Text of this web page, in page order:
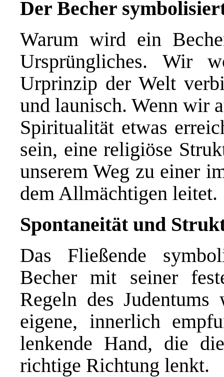
Der Becher
Warum wird ein
Ursprüngliches. Wir
Urprinzip der Welt
und launisch. Wenn wir
Spiritualität etwas
sein, eine religiöse
unserem Weg zu einer
dem Allmächtigen leitet.
Spontaneität und
Das Fließende
Becher mit seiner
Regeln des
eigene, innerlich
lenkende Hand, die
richtige Richtung lenkt.